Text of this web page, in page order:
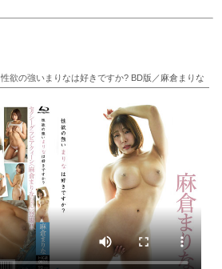
性欲の強いまりなは好きですか? BD版／麻倉まりな